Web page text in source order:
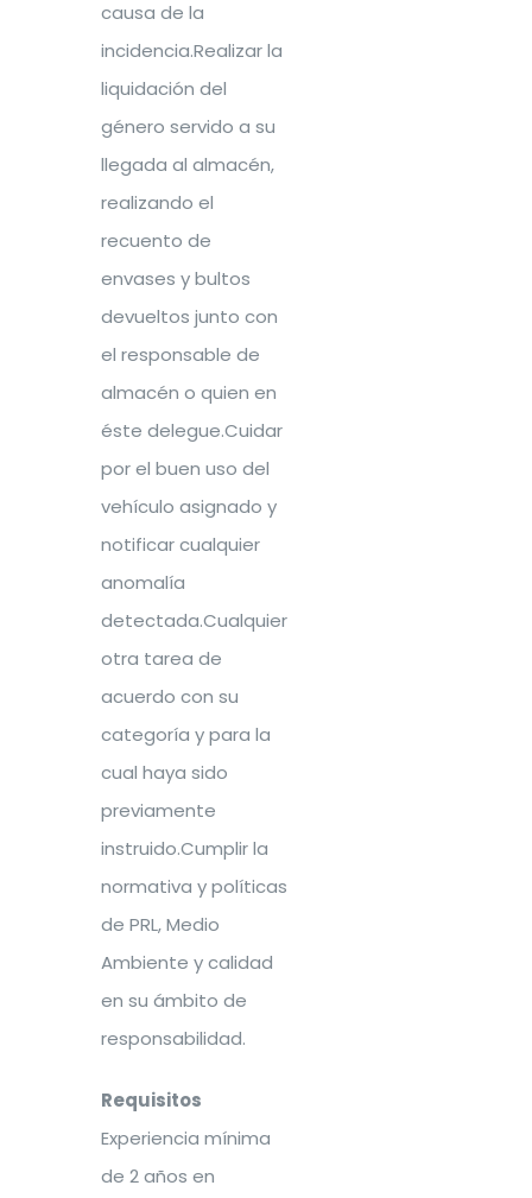
causa de la
incidencia.Realizar la
liquidación del
género servido a su
llegada al almacén,
realizando el
recuento de
envases y bultos
devueltos junto con
el responsable de
almacén o quien en
éste delegue.Cuidar
por el buen uso del
vehículo asignado y
notificar cualquier
anomalía
detectada.Cualquier
otra tarea de
acuerdo con su
categoría y para la
cual haya sido
previamente
instruido.Cumplir la
normativa y políticas
de PRL, Medio
Ambiente y calidad
en su ámbito de
responsabilidad.
Requisitos
Experiencia mínima
de 2 años en